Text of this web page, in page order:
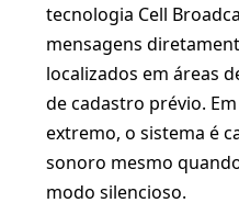
tecnologia Cell
mensagens
localizados em áreas
de cadastro prévio.
extremo, o sistema é
sonoro mesmo
modo silencioso.